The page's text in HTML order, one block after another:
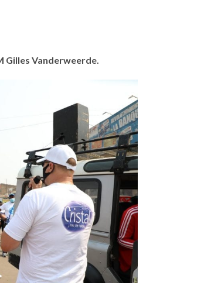
Gilles Vanderweerde.